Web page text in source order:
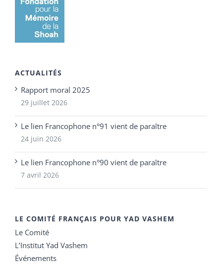
ACTUALITÉS
Rapport moral 2025
29 juillet 2026
Le lien Francophone n°91 vient de paraître
24 juin 2026
Le lien Francophone n°90 vient de paraître
7 avril 2026
LE COMITÉ FRANÇAIS POUR YAD VASHEM
Le Comité
L’Institut Yad Vashem
Événements